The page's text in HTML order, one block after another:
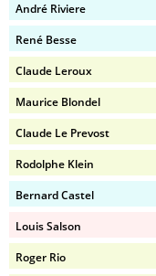
André Riviere
René Besse
Claude Leroux
Maurice Blondel
Claude Le Prevost
Rodolphe Klein
Bernard Castel
Louis Salson
Roger Rio